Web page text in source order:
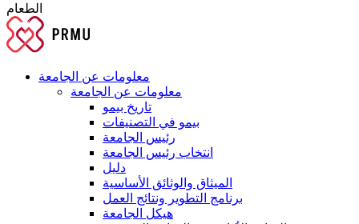
الطعام
معلومات عن الجامعة
معلومات عن الجامعة
تاريخ بيمو
بيمو في التصنيفات
رئيس الجامعة
انتخاب رئيس الجامعة
دليل
الميثاق والوثائق الأساسية
برنامج التطوير ونتائج العمل
هيكل الجامعة